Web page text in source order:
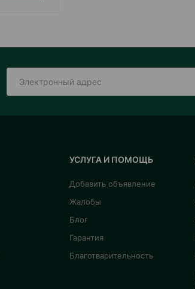
УСЛУГА И ПОМОЩЬ
Добавить объявление
Жалобы
Блог
Гарантия
Благотварительность